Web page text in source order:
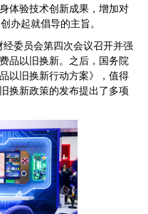
验技术创新成果，增加对
办起就倡导的主旨。
委员会第四次会议召开并强
品以旧换新。之后，国务院
以旧换新行动方案》，值得
换新政策的发布提出了多项